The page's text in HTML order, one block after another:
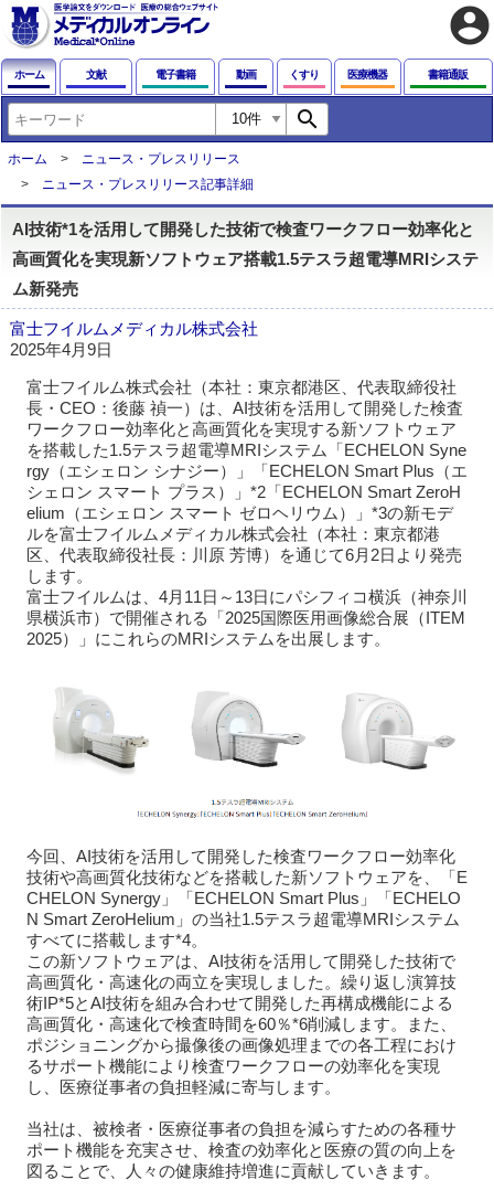
account_circle
ホーム 文献 電子書籍 動画 くすり 医療機器 書籍通販
search
ホーム
ニュース・プレスリリース
ニュース・プレスリリース記事詳細
AI技術*1を活用して開発した技術で検査ワークフロー効率化と
高画質化を実現新ソフトウェア搭載1.5テスラ超電導MRIシステ
ム新発売
富士フイルムメディカル株式会社
2025年4月9日
富士フイルム株式会社（本社：東京都港区、代表取締役社
長・CEO：後藤 禎一）は、AI技術を活用して開発した検査
ワークフロー効率化と高画質化を実現する新ソフトウェア
を搭載した1.5テスラ超電導MRIシステム「ECHELON Syne
rgy（エシェロン シナジー）」「ECHELON Smart Plus（エ
シェロン スマート プラス）」*2「ECHELON Smart ZeroH
elium（エシェロン スマート ゼロヘリウム）」*3の新モデ
ルを富士フイルムメディカル株式会社（本社：東京都港
区、代表取締役社長：川原 芳博）を通じて6月2日より発売
します。
富士フイルムは、4月11日～13日にパシフィコ横浜（神奈川
県横浜市）で開催される「2025国際医用画像総合展（ITEM
2025）」にこれらのMRIシステムを出展します。
今回、AI技術を活用して開発した検査ワークフロー効率化
技術や高画質化技術などを搭載した新ソフトウェアを、「E
CHELON Synergy」「ECHELON Smart Plus」「ECHELO
N Smart ZeroHelium」の当社1.5テスラ超電導MRIシステム
すべてに搭載します*4。
この新ソフトウェアは、AI技術を活用して開発した技術で
高画質化・高速化の両立を実現しました。繰り返し演算技
術IP*5とAI技術を組み合わせて開発した再構成機能による
高画質化・高速化で検査時間を60％*6削減します。また、
ポジショニングから撮像後の画像処理までの各工程におけ
るサポート機能により検査ワークフローの効率化を実現
し、医療従事者の負担軽減に寄与します。
当社は、被検者・医療従事者の負担を減らすための各種サ
ポート機能を充実させ、検査の効率化と医療の質の向上を
図ることで、人々の健康維持増進に貢献していきます。